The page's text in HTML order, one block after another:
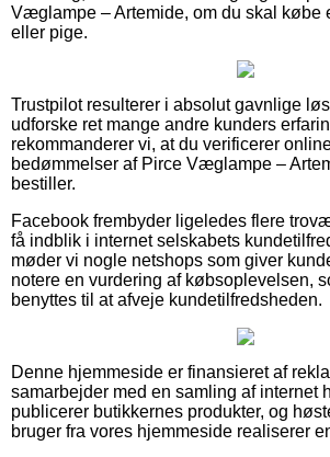
Væglampe – Artemide, om du skal købe
eller pige.
Trustpilot resulterer i absolut gavnlige
udforske ret mange andre kunders
rekommanderer vi, at du verificerer
bedømmelser af Pirce Væglampe –
bestiller.
Facebook frembyder ligeledes flere
få indblik i internet selskabets
møder vi nogle netshops som giver
notere en vurdering af købsoplevelsen,
benyttes til at afveje kundetilfredsheden.
Denne hjemmeside er finansieret af
samarbejder med en samling af internet
publicerer butikkernes produkter, og
bruger fra vores hjemmeside realiserer